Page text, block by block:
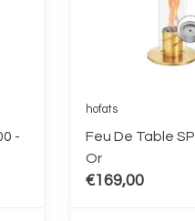
-
hofats
Feu De Table
Or
€169,00